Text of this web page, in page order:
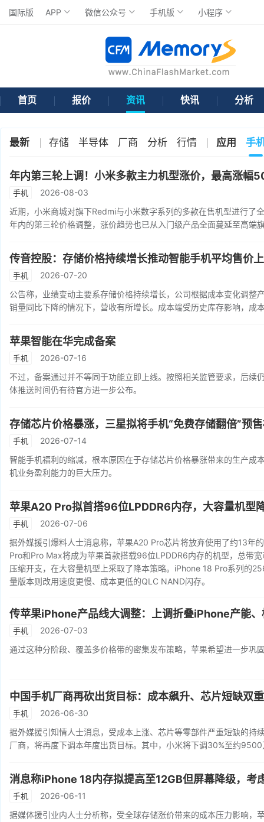
国际版 APP 微信公众号 手机版 小程序
首页 报价 资讯 快讯 分析
最新 存储 半导体 厂商 分析 行情 应用 手
年内第三轮上调！小米多款主力机型涨价，最高涨幅
手机
2026-08-03
近期，小米商城对旗下Redmi与小米数字系列的多款在售机型进行
年内的第三轮价格调整，涨价趋势也已从入门级产品全面蔓延至高端
传音控股：存储价格持续增长推动智能手机平均售价
手机
2026-07-20
公告称，业绩变动主要系存储价格持续增长，公司根据成本变化调
销量同比下降的情况下，营收有所增长。成本端受历史库存影响，成
苹果智能在华完成备案
手机
2026-07-16
不过，备案通过并不等同于功能立即上线。按照相关监管要求，后
体推送时间仍有待官方进一步公布。
存储芯片价格暴涨，三星拟将手机“免费存储翻倍”预
手机
2026-07-14
智能手机福利的缩减，根本原因在于存储芯片价格暴涨带来的生产
机业务盈利能力的巨大压力。
苹果A20 Pro拟首搭96位LPDDR6内存，大容量机型
手机
2026-07-06
据外媒援引爆料人士消息称，苹果A20 Pro芯片将放弃使用了约13
Pro和Pro Max将成为苹果首款搭载96位LPDDR6内存的机型，总带
压缩开支，在大容量机型上采取了降本策略。iPhone 18 Pro系列的
量版本则改用速度更慢、成本更低的QLC NAND闪存。
传苹果iPhone产品线大调整：上调折叠iPhone产能
手机
2026-07-03
通过这种分阶段、覆盖多价格带的密集发布策略，苹果希望进一步巩
中国手机厂商再砍出货目标：成本飙升、芯片短缺双
手机
2026-06-30
据外媒援引知情人士消息，受成本上涨、芯片等零部件严重短缺的
厂商，将再度下调本年度出货目标。其中，小米将下调30%至约
消息称iPhone 18内存拟提高至12GB但屏幕降级，考
手机
2026-06-11
据媒体援引业内人士分析称，受全球存储涨价带来的成本压力影响